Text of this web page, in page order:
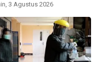
3 Agustus 2026